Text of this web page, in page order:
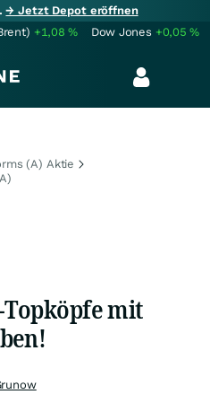
→ Jetzt Depot eröffnen
+1,08% Dow Jones +0,05%
(A) Aktie
mit